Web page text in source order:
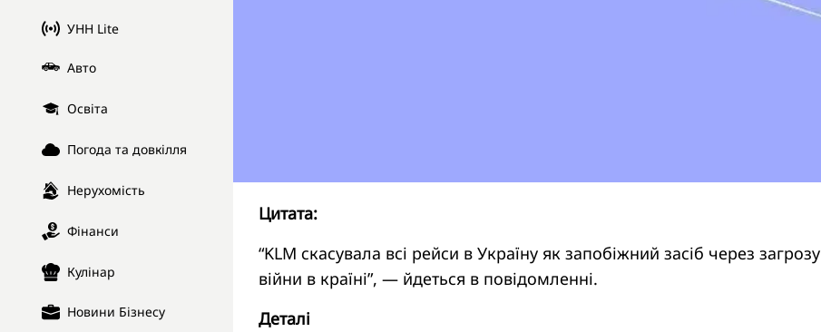
УНН Lite
Авто
Освіта
Погода та довкілля
Нерухомість
Фінанси
Кулінар
Новини Бізнесу
Цитата:
“KLM скасувала всі рейси в Україну як запобіжний засіб через загрозу
війни в країні”, — йдеться в повідомленні.
Деталі